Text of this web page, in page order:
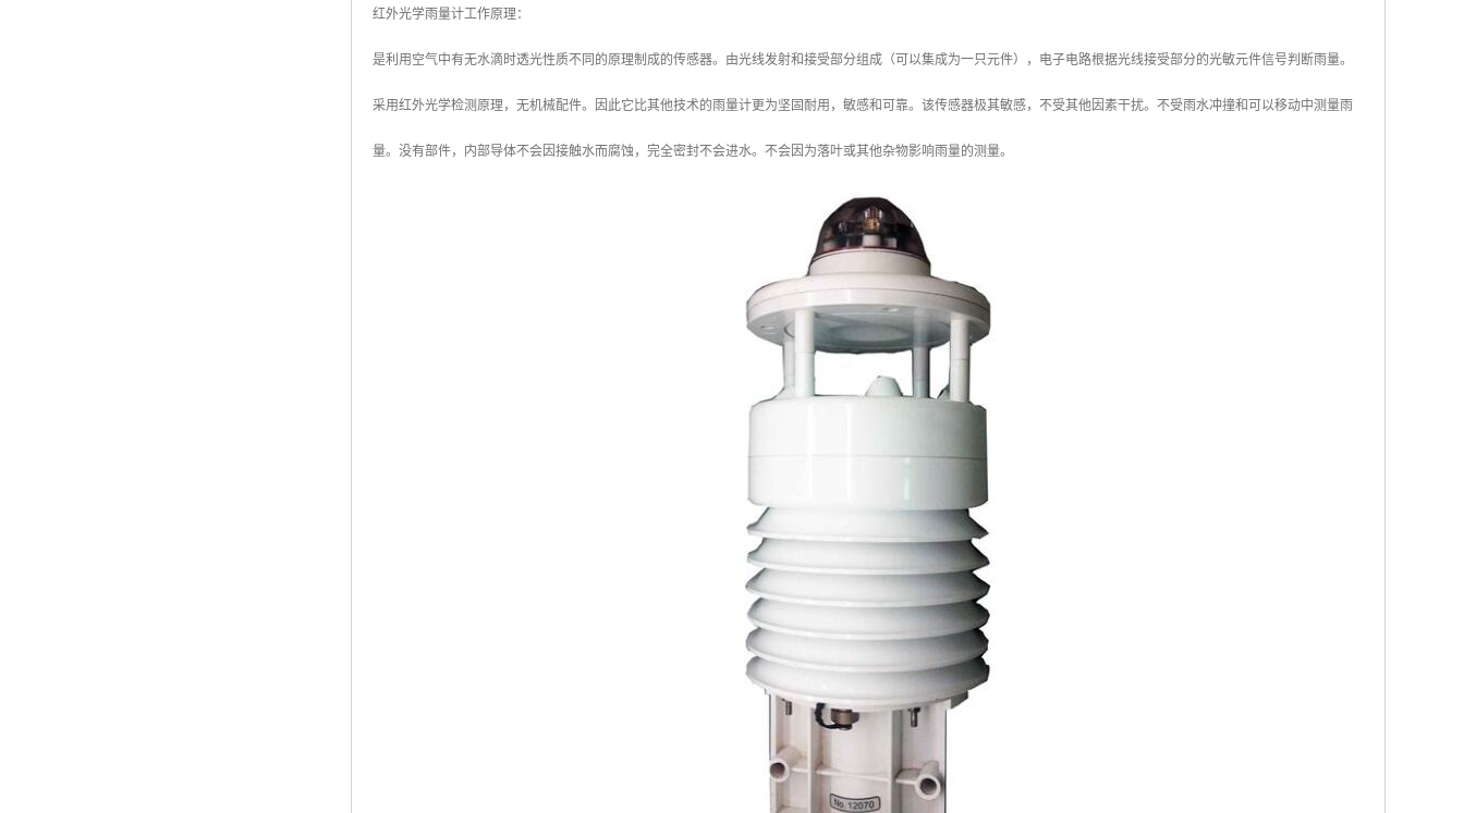
红外光学雨量计工作原理：
是利用空气中有无水滴时透光性质不同的原理制成的传感器。由光线发射和接受部分组成（可以集成为一只元件），电子电路根据光线接受部分的光敏元件信号判断雨量。
采用红外光学检测原理，无机械配件。因此它比其他技术的雨量计更为坚固耐用，敏感和可靠。该传感器极其敏感，不受其他因素干扰。不受雨水冲撞和可以移动中测量雨
量。没有部件，内部导体不会因接触水而腐蚀，完全密封不会进水。不会因为落叶或其他杂物影响雨量的测量。